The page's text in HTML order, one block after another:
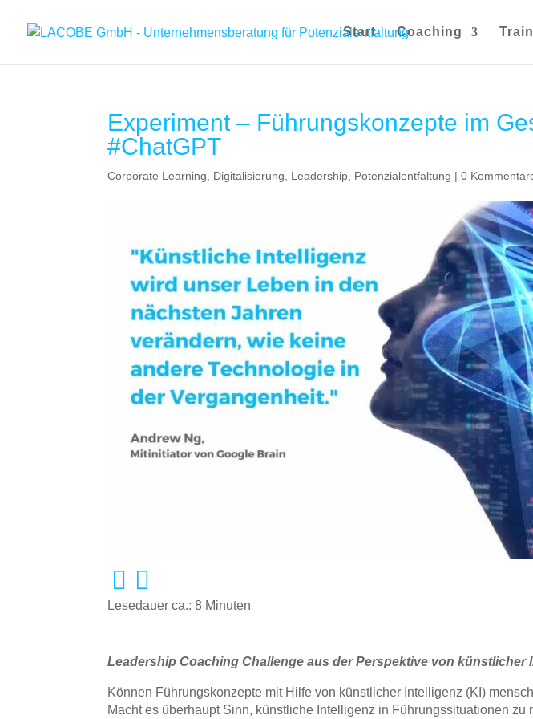
Start Coaching
Experiment – Führungskonzepte im
#ChatGPT
Corporate Learning Digitalisierung Leadership Potenzialentfaltung |0
Lesedauer ca.:8 Minuten
Leadership Coaching Challenge aus der Perspektive von künstlicher
Können Führungskonzepte mit Hilfe von künstlicher Intelligenz (KI)
Macht es überhaupt Sinn, künstliche Intelligenz in Führungssituationen zu